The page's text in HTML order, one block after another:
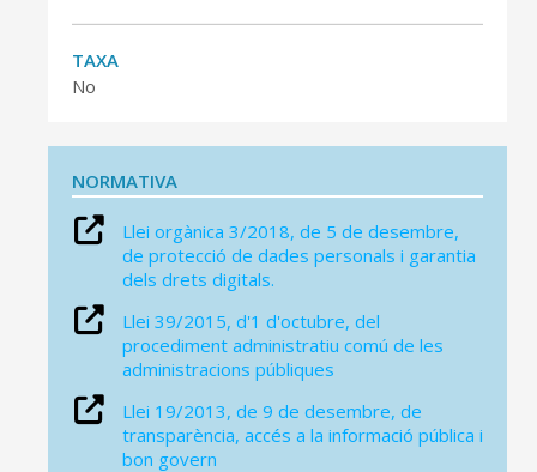
TAXA
No
NORMATIVA
Llei orgànica 3/2018, de 5 de desembre,
de protecció de dades personals i garantia
dels drets digitals.
Llei 39/2015, d'1 d'octubre, del
procediment administratiu comú de les
administracions públiques
Llei 19/2013, de 9 de desembre, de
transparència, accés a la informació pública i
bon govern